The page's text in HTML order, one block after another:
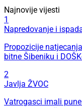
Najnovije vijesti
1
Napredovanje i
Propozicije
bitne Šibeniku i
2
Javlja ŽVOC
Vatrogasci imali